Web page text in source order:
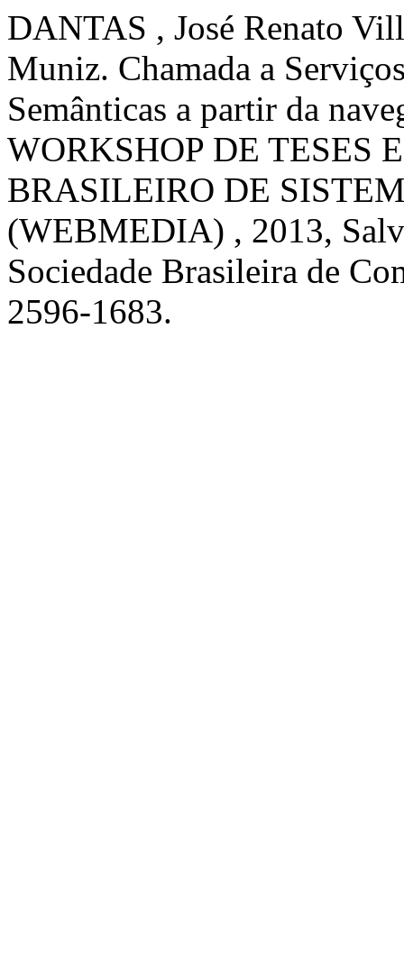
DANTAS , José Renato
Muniz. Chamada a
Semânticas a partir da
WORKSHOP DE TESES
BRASILEIRO DE
(WEBMEDIA) , 2013,
Sociedade Brasileira de
2596-1683.